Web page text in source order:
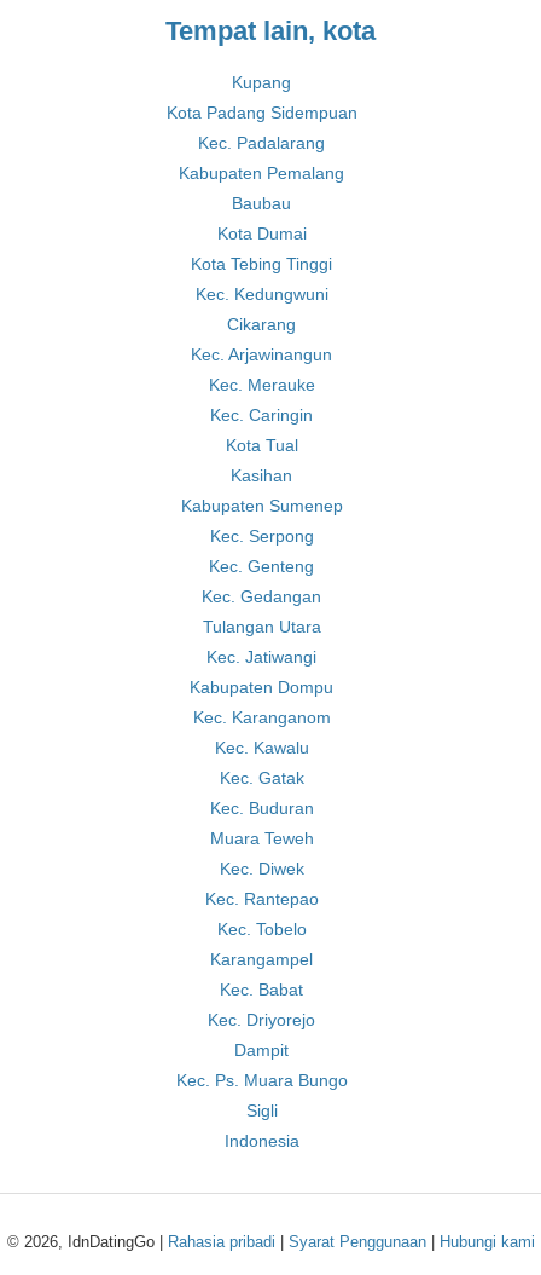
Tempat lain, kota
Kupang
Kota Padang Sidempuan
Kec. Padalarang
Kabupaten Pemalang
Baubau
Kota Dumai
Kota Tebing Tinggi
Kec. Kedungwuni
Cikarang
Kec. Arjawinangun
Kec. Merauke
Kec. Caringin
Kota Tual
Kasihan
Kabupaten Sumenep
Kec. Serpong
Kec. Genteng
Kec. Gedangan
Tulangan Utara
Kec. Jatiwangi
Kabupaten Dompu
Kec. Karanganom
Kec. Kawalu
Kec. Gatak
Kec. Buduran
Muara Teweh
Kec. Diwek
Kec. Rantepao
Kec. Tobelo
Karangampel
Kec. Babat
Kec. Driyorejo
Dampit
Kec. Ps. Muara Bungo
Sigli
Indonesia
© 2026, IdnDatingGo | Rahasia pribadi Syarat Penggunaan| Hubungi kami